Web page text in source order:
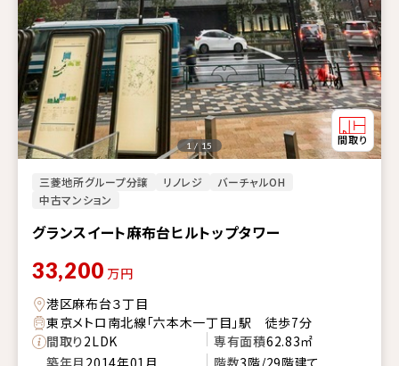
三菱地所グループ分譲 リノレジ
バーチャルOH
中古マンション
グランスイート麻布台ヒルトップタワー
1 / 15
33,200 万円
港区麻布台３丁目
東京メトロ南北線「六本木一丁目」駅 徒歩7分
間取り2LDK 専有面積62.83㎡
築年月 2014年01月 階数3階/29階建て